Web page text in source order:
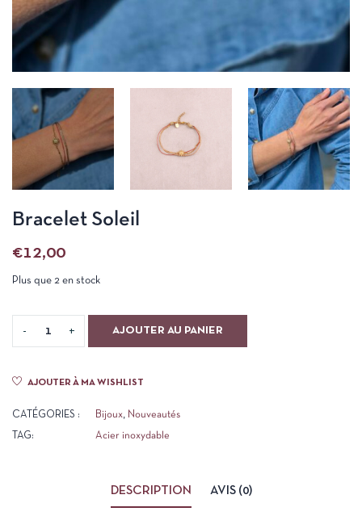
Bracelet Soleil
€12,00
Plus que 2 en stock
AJOUTER AU PANIER
AJOUTER À MA WISHLIST
CATÉGORIES : Bijoux, Nouveautés
TAG: Acier inoxydable
DESCRIPTION AVIS (0)